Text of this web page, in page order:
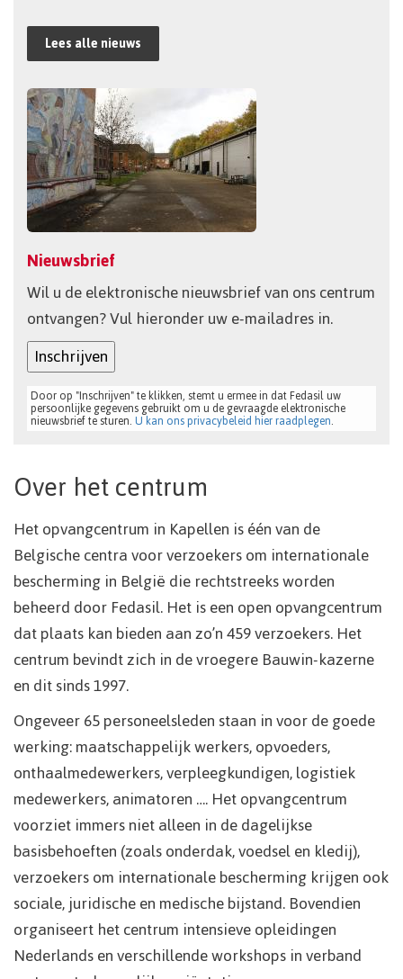
Lees alle nieuws
Nieuwsbrief
Wil u de elektronische nieuwsbrief van ons centrum
ontvangen? Vul hieronder uw e-mailadres in.
Inschrijven
Door op "Inschrijven" te klikken, stemt u ermee in dat Fedasil uw
persoonlijke gegevens gebruikt om u de gevraagde elektronische
nieuwsbrief te sturen.U kan ons privacybeleid hier raadplegen.
Over het centrum
Het opvangcentrum in Kapellen is één van de
Belgische centra voor verzoekers om internationale
bescherming in België die rechtstreeks worden
beheerd door Fedasil. Het is een open opvangcentrum
dat plaats kan bieden aan zo’n 459 verzoekers. Het
centrum bevindt zich in de vroegere Bauwin-kazerne
en dit sinds 1997.
Ongeveer 65 personeelsleden staan in voor de goede
werking: maatschappelijk werkers, opvoeders,
onthaalmedewerkers, verpleegkundigen, logistiek
medewerkers, animatoren …. Het opvangcentrum
voorziet immers niet alleen in de dagelijkse
basisbehoeften (zoals onderdak, voedsel en kledij),
verzoekers om internationale bescherming krijgen ook
sociale, juridische en medische bijstand. Bovendien
organiseert het centrum intensieve opleidingen
Nederlands en verschillende workshops in verband